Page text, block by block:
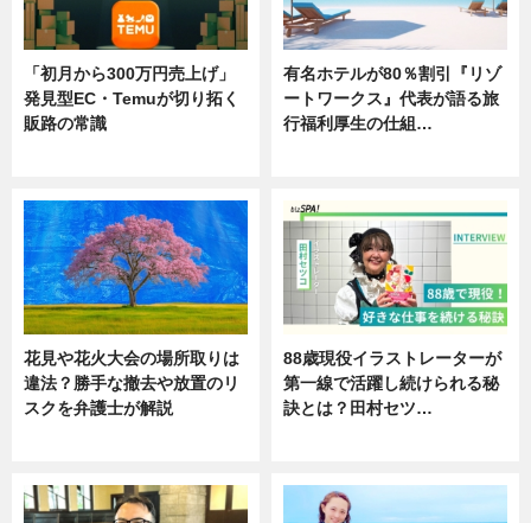
「初月から300万円売上げ」
発見型EC・Temuが切り拓く
販路の常識
有名ホテルが80％割引『リゾ
ートワークス』代表が語る旅
行福利厚生の仕組…
花見や花火大会の場所取りは
違法？勝手な撤去や放置のリ
スクを弁護士が解説
88歳現役イラストレーターが
第一線で活躍し続けられる秘
訣とは？田村セツ…